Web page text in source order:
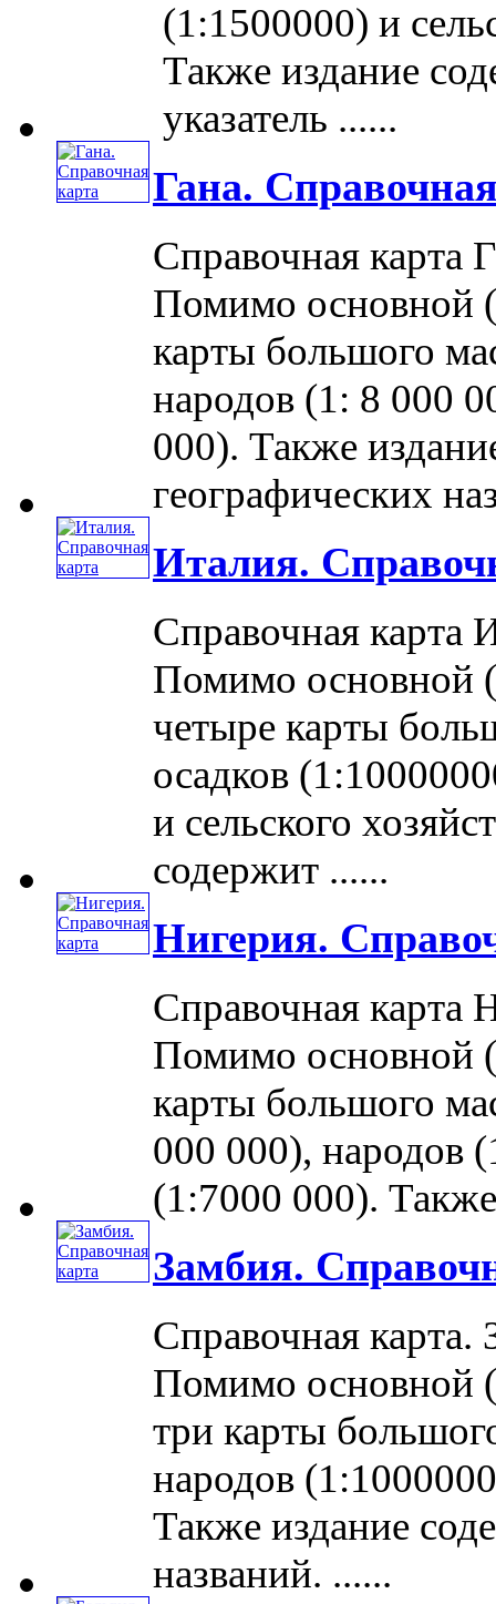
(1:1500000) и
Также издание
указатель ......
Гана.
Справочная карта
Помимо основной
карты большого
народов (1: 8 000
000). Также
географических
Италия.
Справочная карта
Помимо основной
четыре карты
осадков
и сельского
содержит ......
Нигерия.
Справочная карта
Помимо основной
карты большого
000 000), народов
(1:7000 000).
Замбия.
Справочная
Помимо основной
три карты
народов
Также издание
названий. ......